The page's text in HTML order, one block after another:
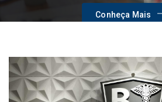
Conheça Mais